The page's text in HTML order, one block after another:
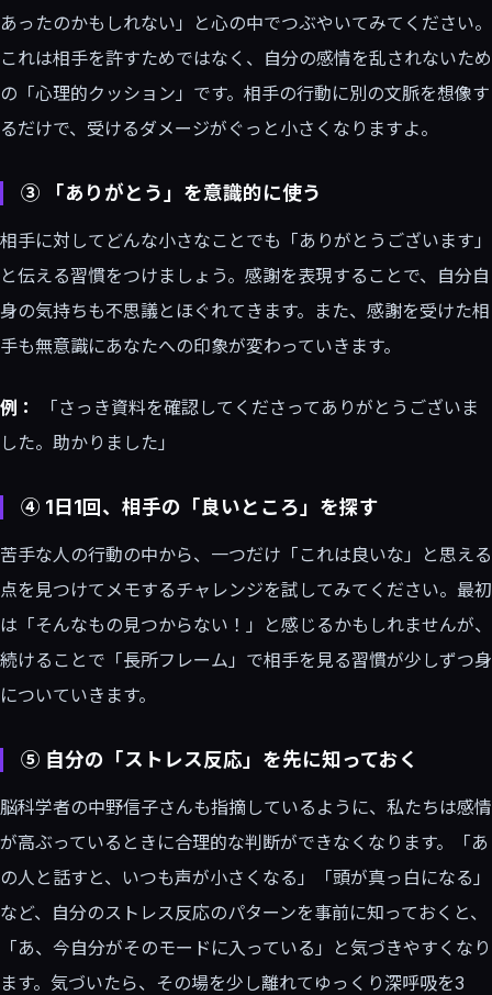
あったのかもしれない」と心の中でつぶやいてみてください。
これは相手を許すためではなく、自分の感情を乱されないため
の「心理的クッション」です。相手の行動に別の文脈を想像す
るだけで、受けるダメージがぐっと小さくなりますよ。
③ 「ありがとう」を意識的に使う
相手に対してどんな小さなことでも「ありがとうございます」
と伝える習慣をつけましょう。感謝を表現することで、自分自
身の気持ちも不思議とほぐれてきます。また、感謝を受けた相
手も無意識にあなたへの印象が変わっていきます。
例：
「さっき資料を確認してくださってありがとうございま
した。助かりました」
④ 1日1回、相手の「良いところ」を探す
苦手な人の行動の中から、一つだけ「これは良いな」と思える
点を見つけてメモするチャレンジを試してみてください。最初
は「そんなもの見つからない！」と感じるかもしれませんが、
続けることで「長所フレーム」で相手を見る習慣が少しずつ身
についていきます。
⑤ 自分の「ストレス反応」を先に知っておく
脳科学者の中野信子さんも指摘しているように、私たちは感情
が高ぶっているときに合理的な判断ができなくなります。「あ
の人と話すと、いつも声が小さくなる」「頭が真っ白になる」
など、自分のストレス反応のパターンを事前に知っておくと、
「あ、今自分がそのモードに入っている」と気づきやすくなり
ます。気づいたら、その場を少し離れてゆっくり深呼吸を3